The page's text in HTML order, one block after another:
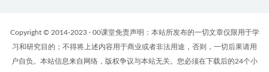
Copyright © 2014-2023 · 00课堂免责声明：本站所发布的一切文章仅限用于学
习和研究目的；不得将上述内容用于商业或者非法用途，否则，一切后果请用
户自负。本站信息来自网络，版权争议与本站无关。您必须在下载后的24个小